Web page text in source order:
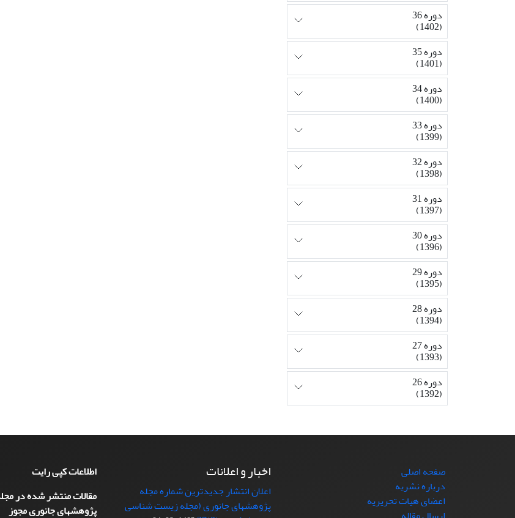
دوره 36
(1402)
دوره 35
(1401)
دوره 34
(1400)
دوره 33
(1399)
دوره 32
(1398)
دوره 31
(1397)
دوره 30
(1396)
دوره 29
(1395)
دوره 28
(1394)
دوره 27
(1393)
دوره 26
(1392)
صفحه اصلی
درباره نشریه
اعضای هیات تحریریه
اخبار و اعلانات
اعلان انتشار جدیدترین شماره مجله
پژوهشهای جانوری (مجله زیست شناسی
اطلاعات کپی رایت
مقالات منتشر شده در
پژوهشهای جانوری مجوز